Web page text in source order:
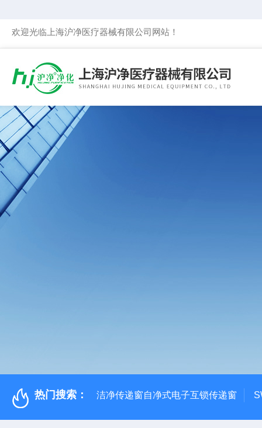
欢迎光临上海沪净医疗器械有限公司网站！
热门搜索： 洁净传递窗自净式电子互锁传递窗